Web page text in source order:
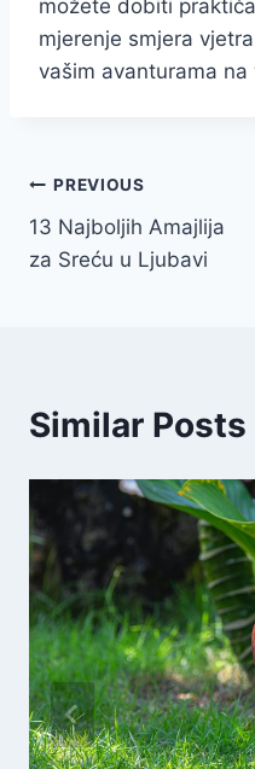
možete dobiti
mjerenje smjera
vašim avanturama
Post
navigation
PREVIOUS
13 Najboljih Amajlija
za Sreću u Ljubavi
Similar Posts